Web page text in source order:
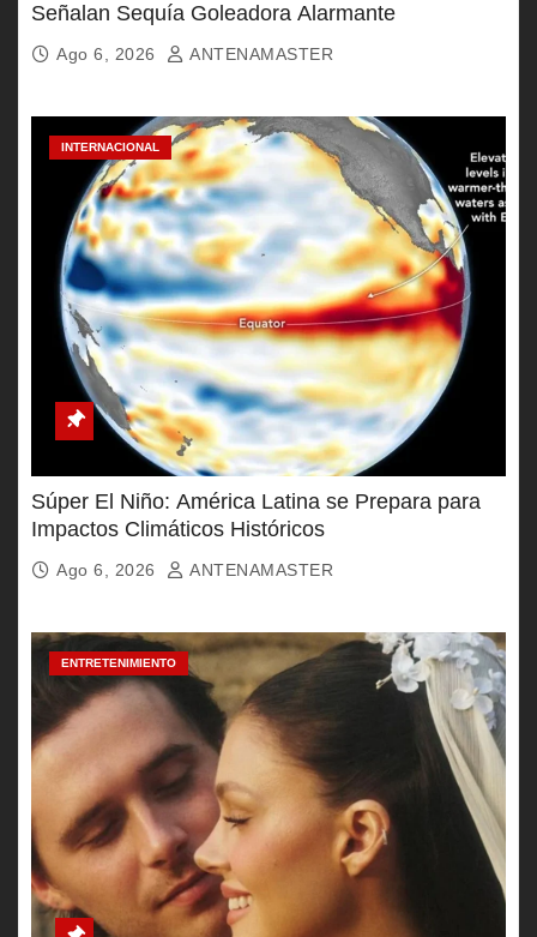
Señalan Sequía Goleadora Alarmante
Ago 6, 2026 ANTENAMASTER
INTERNACIONAL
Súper El Niño: América Latina se Prepara para
Impactos Climáticos Históricos
Ago 6, 2026 ANTENAMASTER
ENTRETENIMIENTO